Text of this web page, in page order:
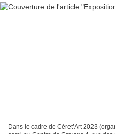
Dans le cadre de Céret’Art 2023